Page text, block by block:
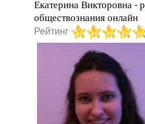
Екатерина Викторовна -
обществознания онлайн
Рейтинг